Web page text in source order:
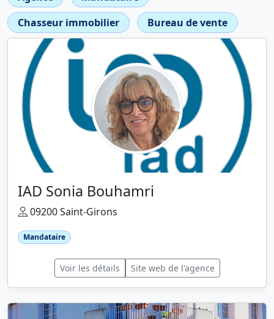
Chasseur immobilier
Bureau de vente
IAD Sonia Bouhamri
09200 Saint-Girons
Mandataire
Voir les détails Site web de l'agence